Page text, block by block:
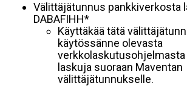
Välittäjätunnus pankkiverkosta
DABAFIHH*
Käyttäkää tätä
käytössänne olevasta
verkkolaskutusohjelmasta
laskuja suoraan Maventan
välittäjätunnukselle.